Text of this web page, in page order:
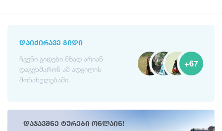
ᲓᲐᲘᲥᲘᲠᲐᲕᲔ ᲒᲘᲓᲘ
ჩვენი გიდები მზად არიან
დაგეხმარონ ამ ადგილის
მონახულებაში
+67
დაჯავშნე ტურები ონლაინ!